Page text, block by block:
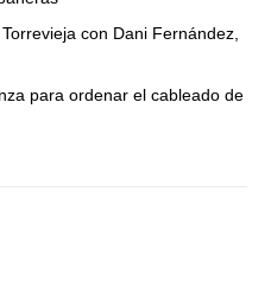
con Dani Fernández,
para ordenar el cableado de